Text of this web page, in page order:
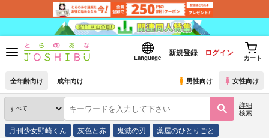
Language
新規登録 ログイン
カート
全年齢向け 成年向け 男性向け 女性向け
詳細
検索
月刊少女野崎くん 灰色と赤 鬼滅の刃 薬屋のひとりごと